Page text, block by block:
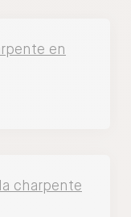
en
charpente